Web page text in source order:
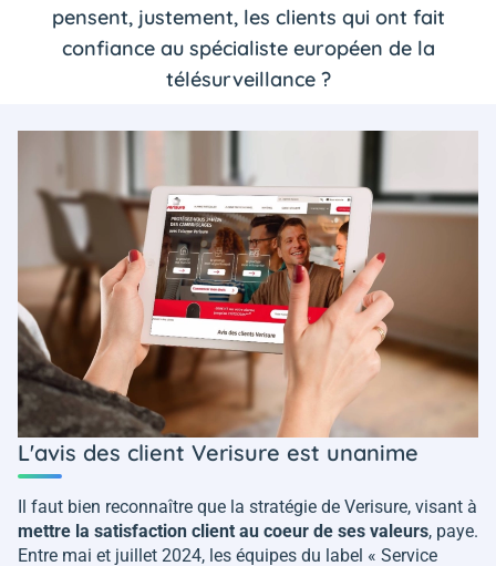
pensent, justement, les clients qui ont fait
confiance au spécialiste européen de la
télésurveillance ?
L'avis des client Verisure est unanime
Il faut bien reconnaître que la stratégie de Verisure, visant à
mettre la satisfaction client au coeur de ses valeurs, paye.
Entre mai et juillet 2024, les équipes du label « Service